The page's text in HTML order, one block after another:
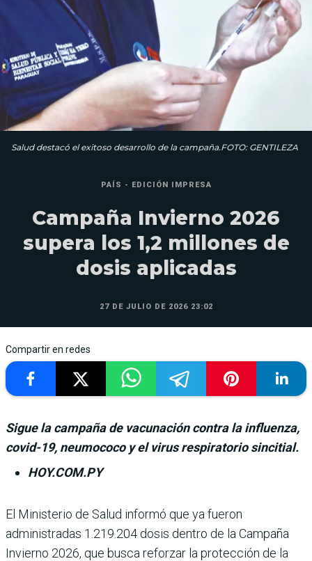
Salud destacó el exitoso desarrollo de la campaña.FOTO: GENTILEZA
PAÍS - EDICIÓN IMPRESA
Campaña Invierno 2026
supera los 1,2 millones de
dosis aplicadas
27 DE JULIO DE 2026 23:02
Compartir en redes
Sigue la campaña de vacunación contra la influenza,
covid-19, neumococo y el virus respiratorio sincitial.
HOY.COM.PY
El Ministerio de Salud informó que ya fue­ron
administradas 1.219.204 dosis dentro de la Campaña
Invierno 2026, que busca reforzar la protección de la